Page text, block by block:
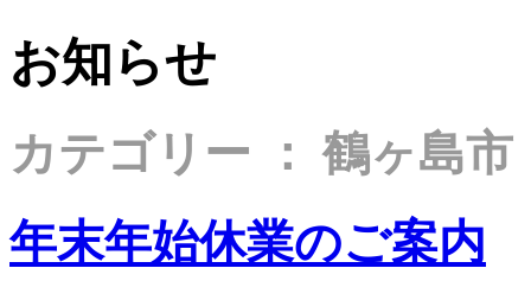
お知らせ
カテゴリー ： 鶴ヶ島市
年末年始休業のご案内